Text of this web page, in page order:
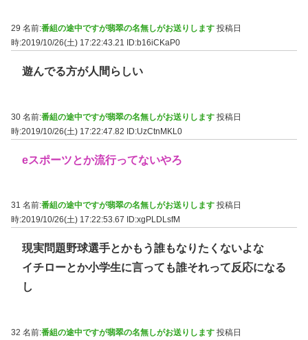
29 名前:番組の途中ですが翡翠の名無しがお送りします 投稿日
時:2019/10/26(土) 17:22:43.21
ID:b16iCKaP0
遊んでる方が人間らしい
30 名前:番組の途中ですが翡翠の名無しがお送りします 投稿日
時:2019/10/26(土) 17:22:47.82 ID:UzCtnMKL0
eスポーツとか流行ってないやろ
31 名前:番組の途中ですが翡翠の名無しがお送りします 投稿日
時:2019/10/26(土) 17:22:53.67
ID:xgPLDLsfM
現実問題野球選手とかもう誰もなりたくないよな
イチローとか小学生に言っても誰それって反応になる
し
32 名前:番組の途中ですが翡翠の名無しがお送りします 投稿日